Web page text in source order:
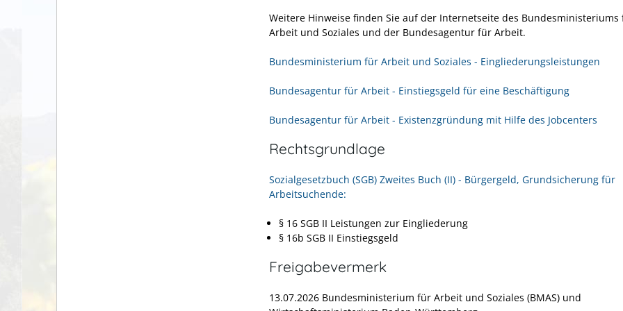
Weitere Hinweise finden Sie auf der Internetseite des Bundesministeriums
Arbeit und Soziales und der Bundesagentur für Arbeit.
Bundesministerium für Arbeit und Soziales - Eingliederungsleistungen
Bundesagentur für Arbeit - Einstiegsgeld für eine Beschäftigung
Bundesagentur für Arbeit - Existenzgründung mit Hilfe des Jobcenters
Rechtsgrundlage
Sozialgesetzbuch (SGB) Zweites Buch (II) - Bürgergeld, Grundsicherung für
Arbeitsuchende:
§ 16 SGB II Leistungen zur Eingliederung
§ 16b SGB II Einstiegsgeld
Freigabevermerk
13.07.2026 Bundesministerium für Arbeit und Soziales (BMAS) und